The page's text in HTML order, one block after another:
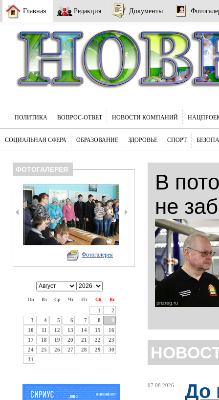
Главная Редакция Документы
ПОЛИТИКА ВОПРОС-ОТВЕТ НОВОСТИ КОМПАНИЙ
СОЦИАЛЬНАЯ СФЕРА ОБРАЗОВАНИЕ ЗДОРОВЬЕ СПОРТ
ФОТОГАЛЕРЕЯ
Фотогалерея
Пн Вт Ср Чт Пт Сб Вс
1
2
3
4 5 6 7 8
9
10
11 12 13 14 15
16
17
18 19 20 21 22
23
24
25 26 27 28 29
30
31
В
не
07.08.2026
До